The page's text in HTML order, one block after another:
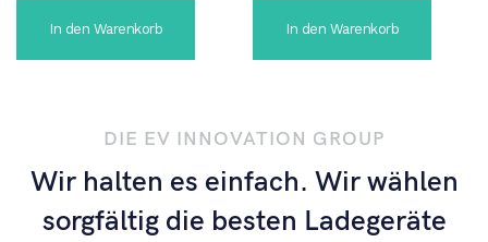
In den Warenkorb In den Warenkorb
DIE EV INNOVATION GROUP
Wir halten es einfach. Wir wählen
sorgfältig die besten Ladegeräte